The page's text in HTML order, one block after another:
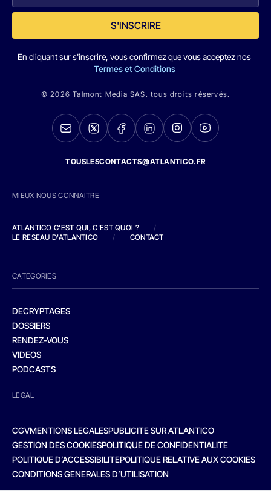
S'INSCRIRE
En cliquant sur s'inscrire, vous confirmez que vous acceptez nos
Termes et Conditions
© 2026 Talmont Media SAS. tous droits réservés.
TOUSLESCONTACTS@ATLANTICO.FR
MIEUX NOUS CONNAITRE
ATLANTICO C'EST QUI, C'EST QUOI ?
/
LE RESEAU D'ATLANTICO
/ CONTACT
CATEGORIES
DECRYPTAGES
DOSSIERS
RENDEZ-VOUS
VIDEOS
PODCASTS
LEGAL
CGVMENTIONS LEGALESPUBLICITE SUR ATLANTICO
GESTION DES COOKIESPOLITIQUE DE CONFIDENTIALITE
POLITIQUE D’ACCESSIBILITEPOLITIQUE RELATIVE AUX COOKIES
CONDITIONS GENERALES D’UTILISATION